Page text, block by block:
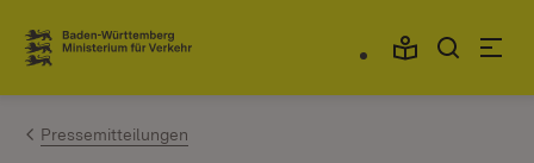
Zum Inhalt springen
Link zur Startseite
Pressemitteilungen